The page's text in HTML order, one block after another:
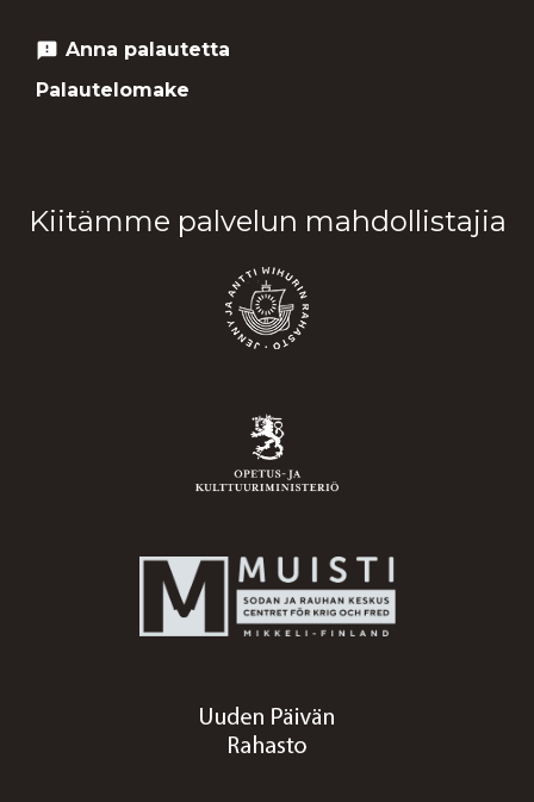
feedback Anna palautetta
Palautelomake
Kiitämme palvelun mahdollistajia